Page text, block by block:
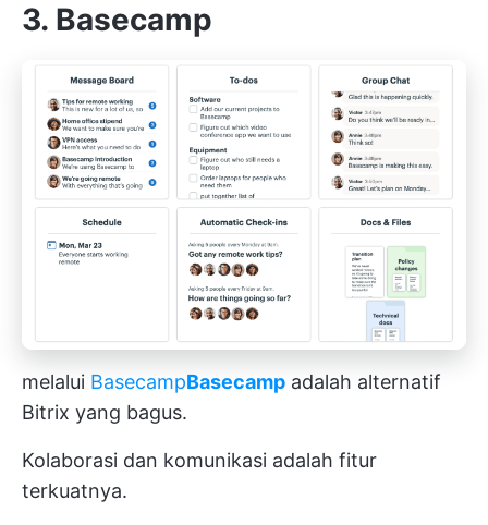
3. Basecamp
melalui BasecampBasecamp adalah alternatif
Bitrix yang bagus.
Kolaborasi dan komunikasi adalah fitur
terkuatnya.